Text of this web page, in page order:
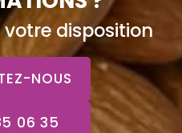
disposition
NOUS
06 35